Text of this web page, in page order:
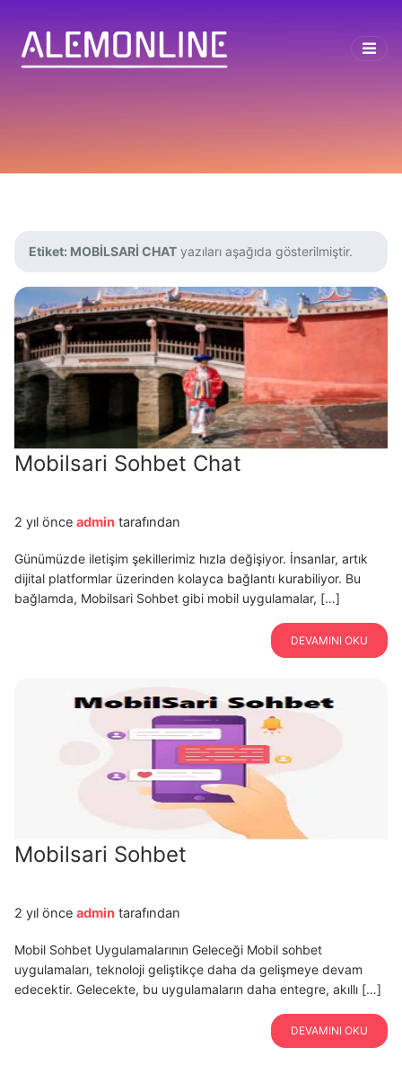
Etiket: MOBİLSARİ CHAT yazıları aşağıda gösterilmiştir.
Mobilsari Sohbet Chat
2 yıl önce admin tarafından
Günümüzde iletişim şekillerimiz hızla değişiyor. İnsanlar, artık
dijital platformlar üzerinden kolayca bağlantı kurabiliyor. Bu
bağlamda, Mobilsari Sohbet gibi mobil uygulamalar, […]
DEVAMINI OKU
Mobilsari Sohbet
2 yıl önce admin tarafından
Mobil Sohbet Uygulamalarının Geleceği Mobil sohbet
uygulamaları, teknoloji geliştikçe daha da gelişmeye devam
edecektir. Gelecekte, bu uygulamaların daha entegre, akıllı […]
DEVAMINI OKU